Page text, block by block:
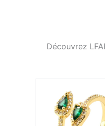
Découvrez